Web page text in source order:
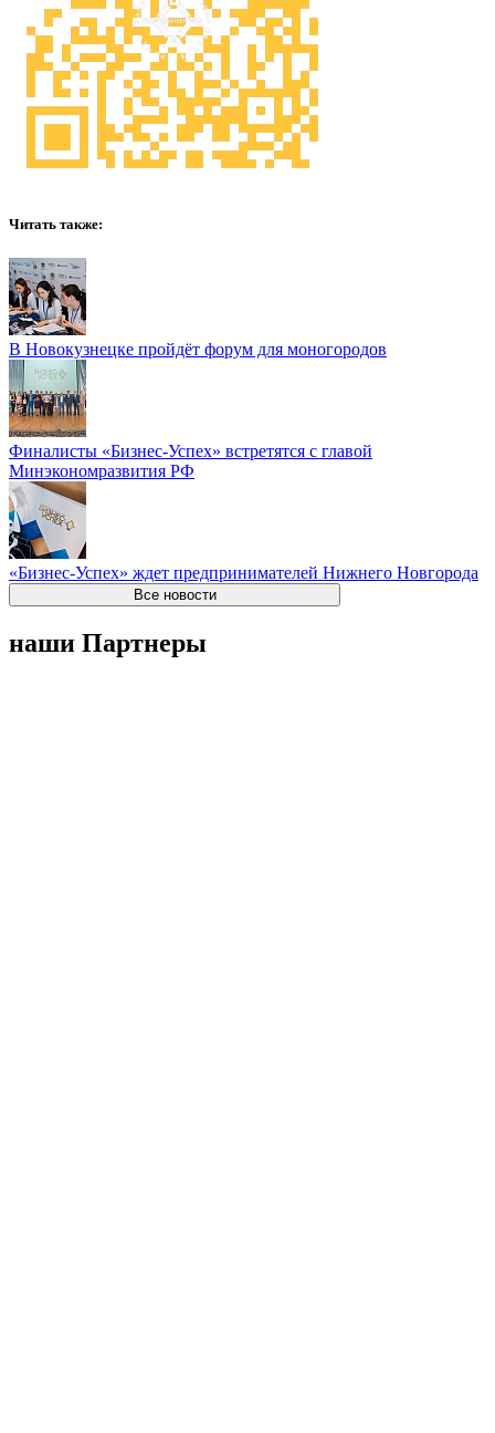
Читать также:
В Новокузнецке пройдёт форум для моногородов
Финалисты «Бизнес-Успех» встретятся с главой
Минэкономразвития РФ
«Бизнес-Успех» ждет предпринимателей Нижнего Новгорода
Все новости
наши Партнеры